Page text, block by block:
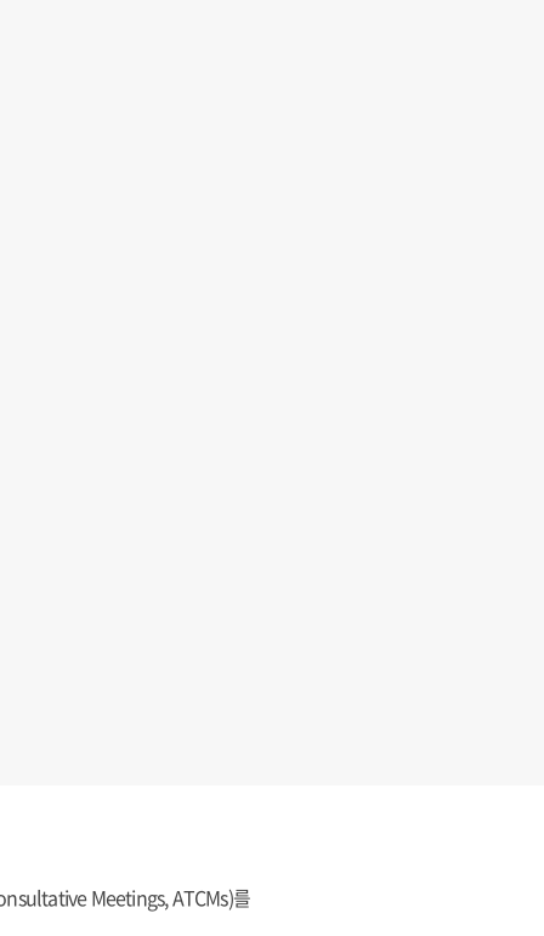
Meetings, ATCMs)를